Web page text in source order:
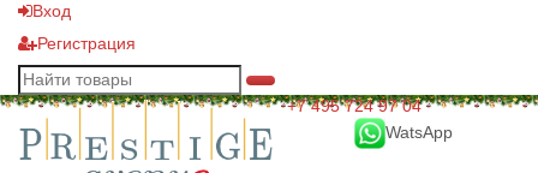
Вход
Регистрация
+7 495 724 97 04
WatsApp